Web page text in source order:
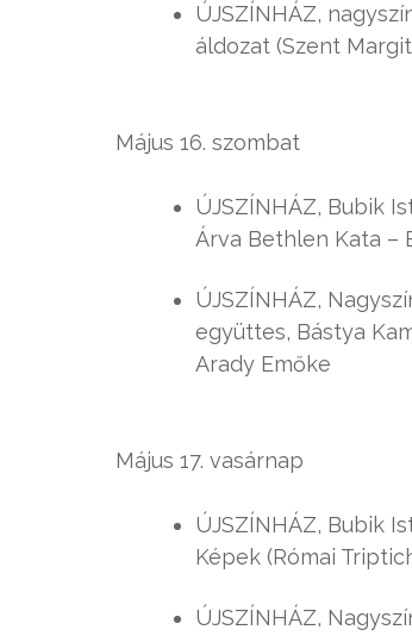
ÚJSZÍNHÁZ,
áldozat (Szent
Május 16. szombat
ÚJSZÍNHÁZ, Bubik
Árva Bethlen Kata –
ÚJSZÍNHÁZ,
együttes, Bástya
Arady Emőke
Május 17. vasárnap
ÚJSZÍNHÁZ, Bubik
Képek (Római
ÚJSZÍNHÁZ,